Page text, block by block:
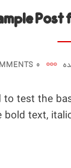
0 COMMENTS
test the
bold text,